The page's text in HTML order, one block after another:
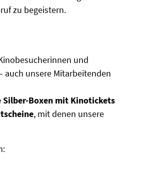
zu begeistern.
und
auch unsere Mitarbeitenden
Silber-Boxen mit Kinotickets
, mit denen unsere